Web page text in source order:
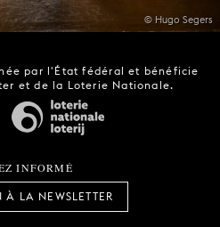
© Hugo Segers
par l'État fédéral et bénéficie
et de la Loterie Nationale.
INFORMÉ
À LA NEWSLETTER